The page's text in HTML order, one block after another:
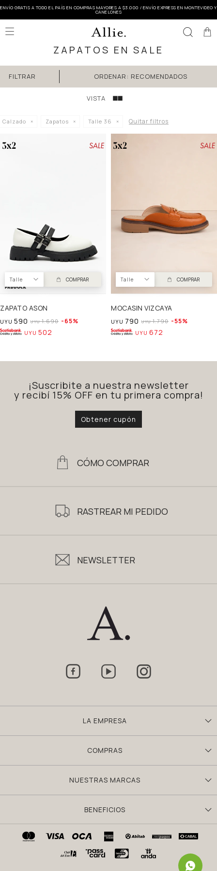
ENVÍO GRATIS A TODO EL PAÍS EN COMPRAS MAYORES A $3.000 / ENVÍO EXPRESS EN MONTEVIDEO Y
CANELONES

ZAPATOS EN SALE
RECOMENDADOS
Calzado Zapatos Talle 36 Quitar filtros
Talle COMPRAR
ZAPATO ASON
UYU 590 UYU 1.690 65
UYU 502
Talle COMPRAR
MOCASIN VIZCAYA
UYU 790 UYU 1.790 55
UYU 672
¡Suscribite a nuestra newsletter
y recibí 15% OFF en tu primera compra!
Obtener cupón
CÓMO COMPRAR
RASTREAR MI PEDIDO
NEWSLETTER
LA EMPRESA
COMPRAS
NUESTRAS MARCAS
BENEFICIOS
  